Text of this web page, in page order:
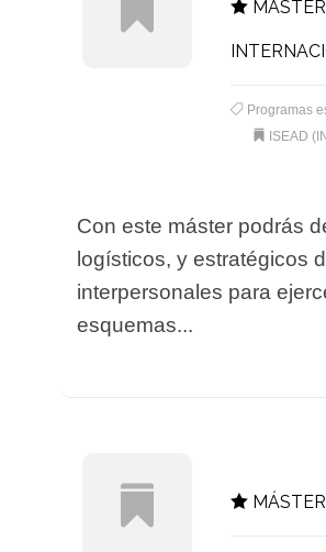
MÁSTER
Programas
ISEAD
Con este máster podrás
logísticos, y estratégicos
interpersonales para
esquemas...
MÁSTER